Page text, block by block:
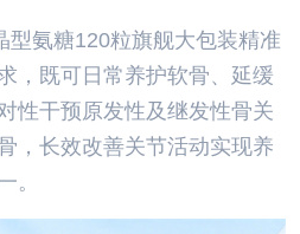
型氨糖120粒旗舰大包装精准
，既可日常养护软骨、延缓
性干预原发性及继发性骨关
，长效改善关节活动实现养
。